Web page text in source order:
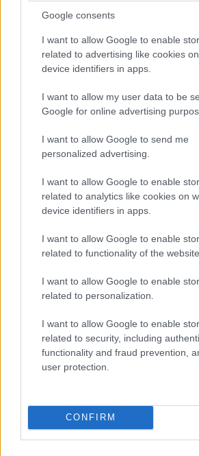
Google consents
I want to allow Google to enable
related to advertising like cookies
device identifiers in apps.
I want to allow my user data to be
Google for online advertising
I want to allow Google to send me
personalized advertising.
I want to allow Google to enable
related to analytics like cookies on
device identifiers in apps.
I want to allow Google to enable
related to functionality of the
I want to allow Google to enable
related to personalization.
I want to allow Google to enable
related to security, including
functionality and fraud prevention,
user protection.
CONFIRM
ΟΜΟΓΕΝΕΙΑ
Όταν τα αρχεία κρατούν ζωντανή
ελληνικής διασποράς στη
ΟΜΟΓΕΝΕΙΑ
Μιχαήλ Μπαγλαρίδης – Ο